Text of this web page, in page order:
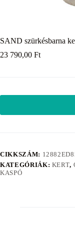
SAND szürkésbarna
23 790,00 Ft
CIKKSZÁM:
KATEGÓRIÁK: KERT,
KASPÓ